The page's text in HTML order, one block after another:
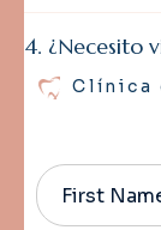
¿Necesito
Clínica